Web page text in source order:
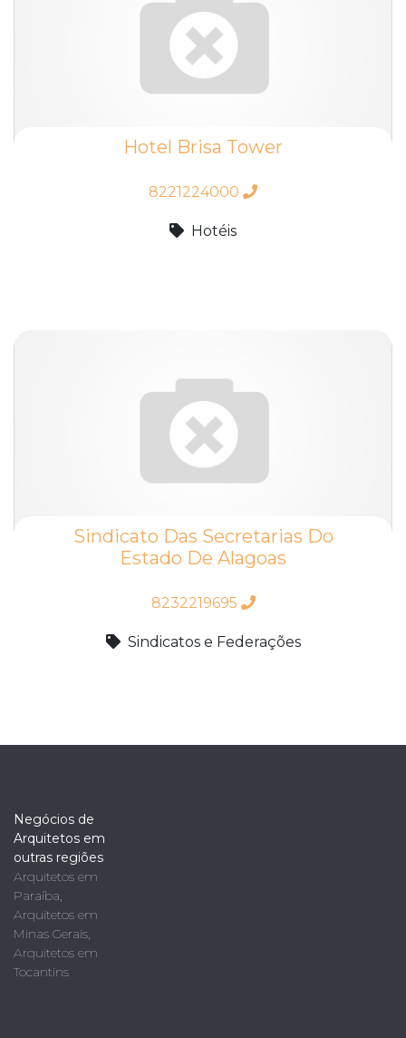
Hotel Brisa Tower
8221224000
Hotéis
Sindicato Das Secretarias Do
Estado De Alagoas
8232219695
Sindicatos e Federações
Negócios de
Arquitetos em
outras regiões
Arquitetos em
Paraíba,
Arquitetos em
Minas Gerais,
Arquitetos em
Tocantins